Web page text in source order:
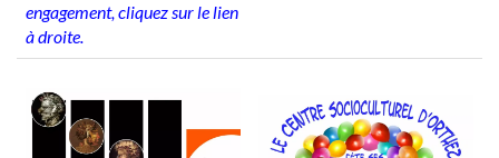
engagement, cliquez sur le lien
à droite.